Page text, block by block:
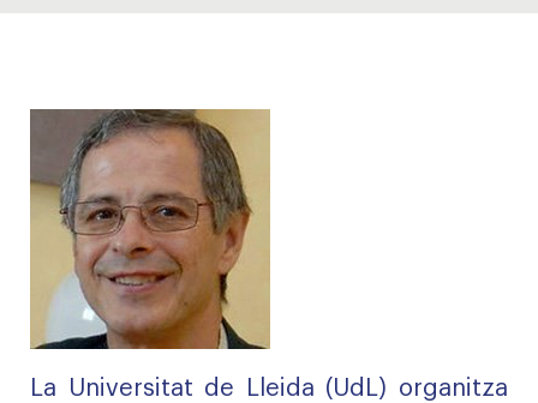
La Universitat de Lleida (UdL) organitza